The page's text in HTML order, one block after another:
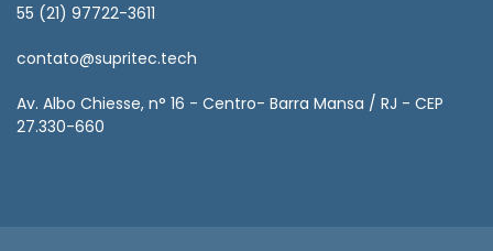
55 (21) 97722-3611
contato@supritec.tech
Av. Albo Chiesse, n° 16 - Centro- Barra Mansa / RJ - CEP
27.330-660